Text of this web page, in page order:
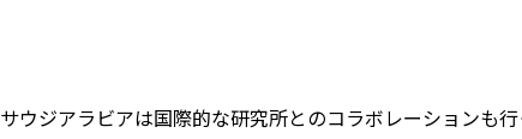
サウジアラビアは国際的な研究所とのコラボレーションも